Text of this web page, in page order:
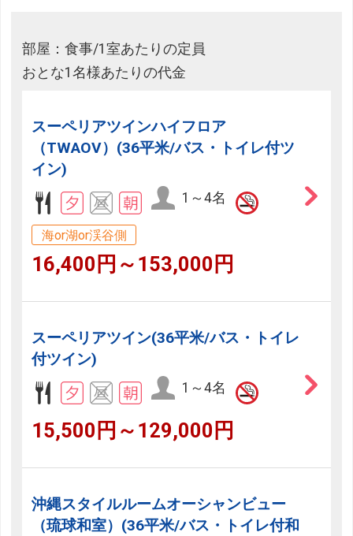
部屋：食事/1室あたりの定員
おとな1名様あたりの代金
スーペリアツインハイフロア
（TWAOV）(36平米/バス・トイレ付ツ
イン)
1～4名
海or湖or渓谷側
16,400円～153,000円
スーペリアツイン(36平米/バス・トイレ
付ツイン)
1～4名
15,500円～129,000円
沖縄スタイルルームオーシャンビュー
（琉球和室）(36平米/バス・トイレ付和